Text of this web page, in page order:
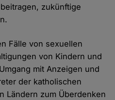
zukünftige
Fälle von sexuellen
von Kindern und
mit Anzeigen und
der katholischen
Ländern zum Überdenken